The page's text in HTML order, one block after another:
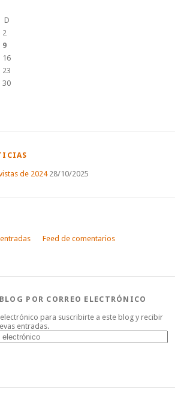
D
2
9
16
23
30
de 2024 28/10/2025
Feed de comentarios
POR CORREO ELECTRÓNICO
para suscribirte a este blog y recibir
entradas.